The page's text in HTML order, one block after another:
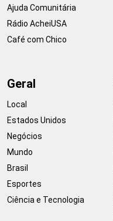
Ajuda Comunitária
Rádio AcheiUSA
Café com Chico
Geral
Local
Estados Unidos
Negócios
Mundo
Brasil
Esportes
Ciência e Tecnologia